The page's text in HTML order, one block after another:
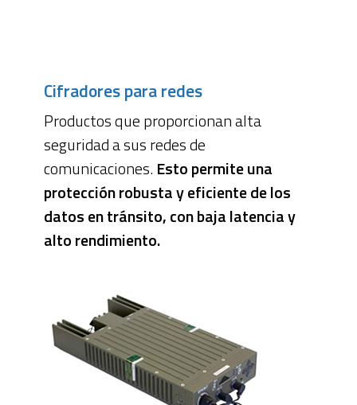
Cifradores para redes
Productos que proporcionan alta
seguridad a sus redes de
comunicaciones. Esto permite una
protección robusta y eficiente de los
datos en tránsito, con baja latencia y
alto rendimiento.